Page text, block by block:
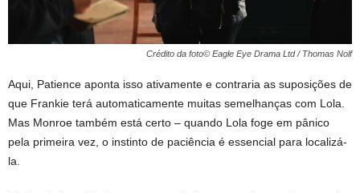
Crédito da foto© Eagle Eye Drama Ltd / Thomas Nolf
Aqui, Patience aponta isso ativamente e contraria as suposições de
que Frankie terá automaticamente muitas semelhanças com Lola.
Mas Monroe também está certo – quando Lola foge em pânico
pela primeira vez, o instinto de paciência é essencial para localizá-
la.